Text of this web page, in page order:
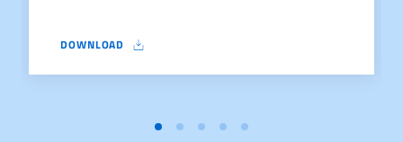
DOWNLOAD
WHATSAPP IMAGE 2024-09-12 AT 11.45.48